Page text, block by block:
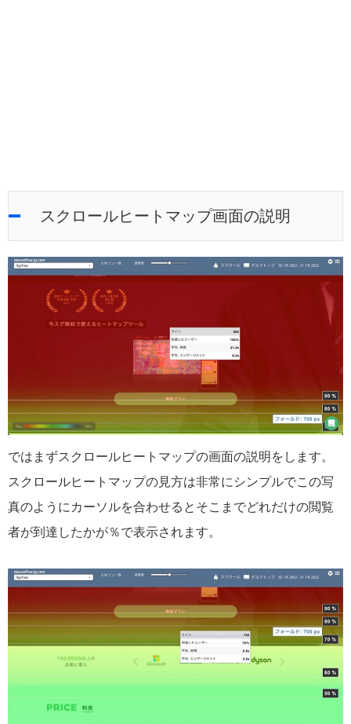
スクロールヒートマップ画面の説明
ではまずスクロールヒートマップの画面の説明をします。
スクロールヒートマップの見方は非常にシンプルでこの写
真のようにカーソルを合わせるとそこまでどれだけの閲覧
者が到達したかが％で表示されます。